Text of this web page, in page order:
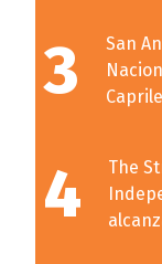
3
San
4
The